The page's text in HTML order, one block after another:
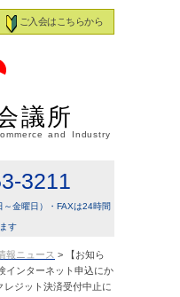
ご入会はこちらから
議所
and Industry
3211
金曜日）・FAXは24時間
す
報ニュース > 【お知ら
インターネット申込にか
ジット決済受付中止に